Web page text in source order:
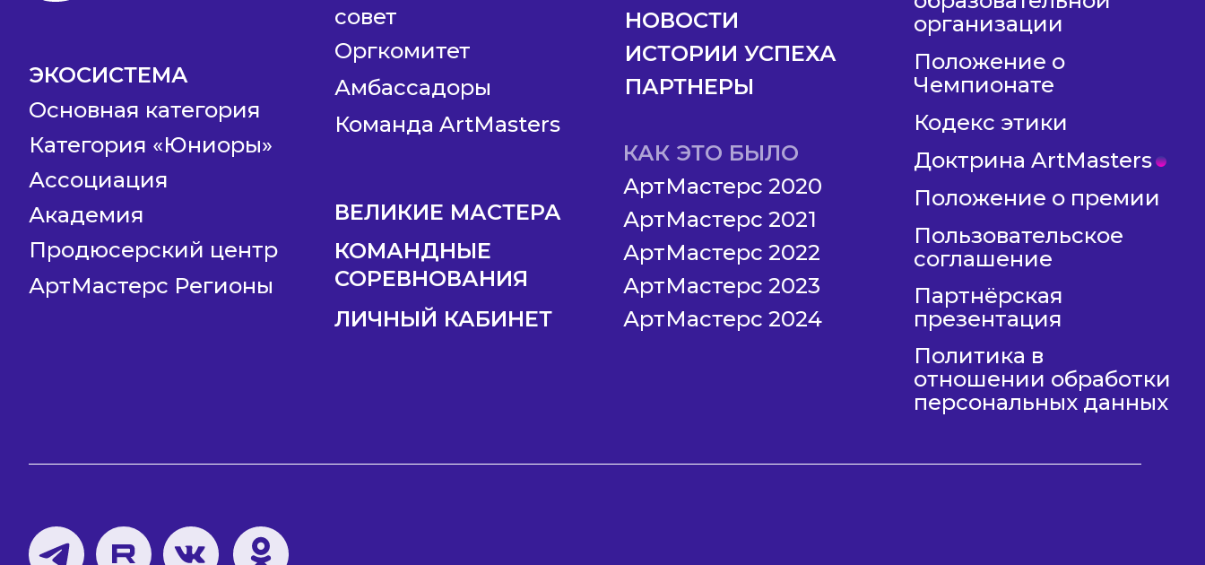
КОМАНДНЫЕ
СОРЕВНОВАНИЯ
ВЕЛИКИЕ МАСТЕРА
совет
Амбассадоры
НОВОСТИ
ИСТОРИИ УСПЕХА
ПАРТНЕРЫ
Команда ArtMasters
ЛИЧНЫЙ КАБИНЕТ
ЭКОСИСТЕМА
Ассоциация
Академия
Продюсерский центр
АртМастерс Регионы
КАК ЭТО БЫЛО
АртМастерс 2020
АртМастерс 2021
АртМастерс 2022
АртМастерс 2023
АртМастерс 2024
Основная категория
Категория «Юниоры»
Оргкомитет
организации
Положение о
Чемпионате
Кодекс этики
Доктрина ArtMasters
Положение о премии
Пользовательское
соглашение
Партнёрская
презентация
Политика в
отношении обработки
персональных данных